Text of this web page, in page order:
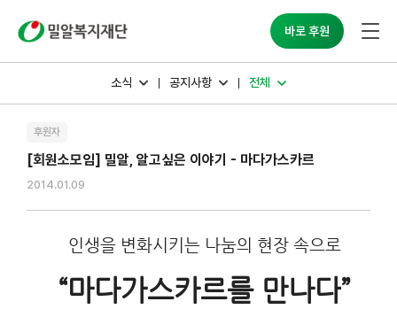
바로 후원
소식 공지사항 전체
후원자
[회원소모임] 밀알, 알고싶은 이야기 - 마다가스카르
2014.01.09
인생을 변화시키는 나눔의 현장 속으로
“마다가스카르를 만나다”